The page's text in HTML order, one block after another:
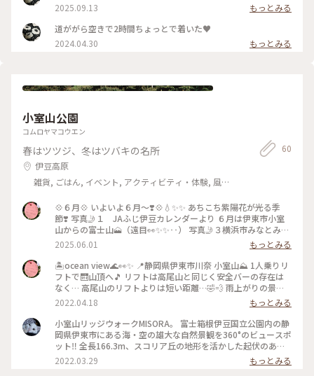
2025.09.13
もっとみる
道ががら空きで2時間ちょっとで着いた♥︎
2024.04.30
もっとみる
小室山公園
コムロヤマコウエン
春はツツジ、冬はツバキの名所
伊豆高原
雑貨, ごはん, イベント, アクティビティ・体験, 風
60
💠６月💠 いよいよ６月〜❣️💠💧✨✨ あちこち紫陽花が光る季
節❣️ 写真🤳１ JAふじ伊豆カレンダーより ６月は伊東市小室
山からの富士山🗻（遠目👀✨✨‥） 写真🤳３横浜市みなとみら
いキャンパスの神奈川大学で見かけた雨上がりの紫陽花💠 写
真🤳２横浜市役所の周りの植栽 バラ🌹を眺めながらの 紫陽花
💠 写真🤳４、５ソラムナード羽田緑地の歩道脇のこれから色
付く紫陽花💠
2025.06.01
もっとみる
🏝ocean view🌊👀✨ 📍静岡県伊東市川奈 小室山⛰ 1人乗りリ
フトで🛗山頂へ🎵 リフトは高尾山と同じく安全バーの存在は
なく… 高尾山のリフトよりは短い距離…🤣💨 雨上がりの景色
を堪能〜🌊🏝 山の上から海を見下ろすと 潮の流れがよくわか
り色が違いました🌊✨✨ ちょうど雨が上がり☔️ 空気が澄んでと
っても清々しい気分❣️ 眼科には⛳️ゴルフ場⛳️ ウグイスの声が終
始BGM🎵😍 #雲図鑑 #ヒーリング旅 #春風さんぽ #Myことりっ
ぷ #らんらんらん #世界はステキな出逢いにあふれてる #うれ
しい楽しいワクワク心地良い #春よ拓け #伊東市 #静岡県伊東
市 #小室山 #ジュラシックロード #帰りは徒歩で下る
2022.04.18
もっとみる
小室山リッジウォークMISORA。 富士箱根伊豆国立公園内の静
岡県伊東市にある海・空の雄大な自然景観を360°のビュースポ
ット‼️ 全長166.3m、スコリア丘の地形を活かした起伏のある
ループ状の遊歩道で、標高321mの頂上から富士山、相模灘、
房総半島、伊豆七島、天城連山など360°一望できました😊 往
2022.03.29 もっとみる